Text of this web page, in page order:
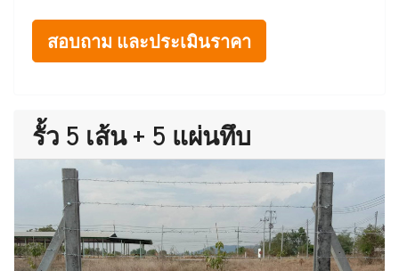
สอบถาม และประเมินราคา
รั้ว 5 เส้น + 5 แผ่นทึบ